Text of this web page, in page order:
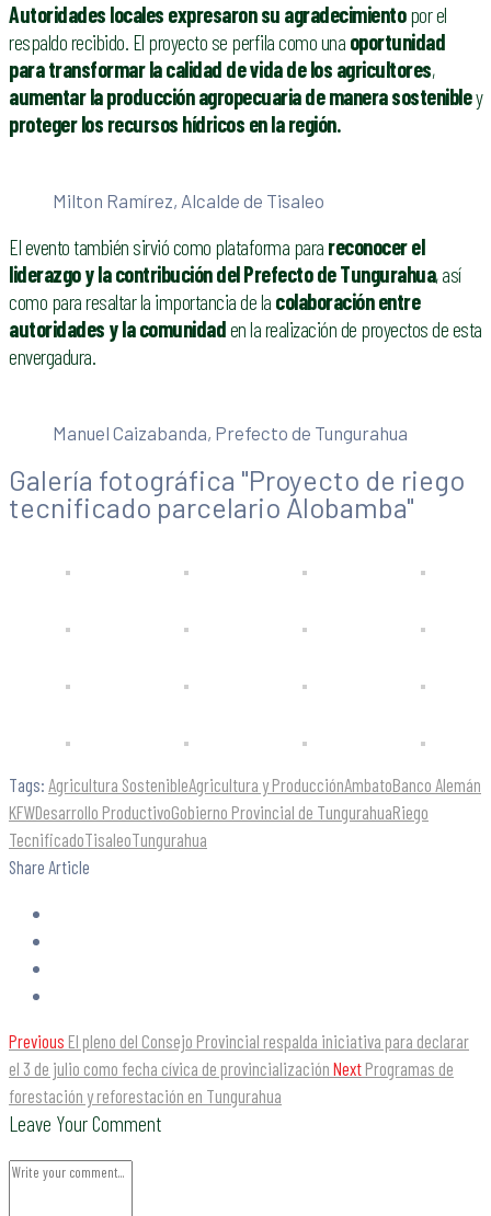
Autoridades locales expresaron su agradecimientopor el
respaldo recibido. El proyecto se perfila como una oportunidad
para transformar la calidad de vida de los agricultores,
aumentar la producción agropecuaria de manera sostenibley
proteger los recursos hídricos en la región.
Milton Ramírez, Alcalde de Tisaleo
El evento también sirvió como plataforma para reconocer el
liderazgo y la contribución del Prefecto de Tungurahua, así
como para resaltar la importancia de la colaboración entre
autoridades y la comunidaden la realización de proyectos de esta
envergadura.
Manuel Caizabanda, Prefecto de Tungurahua
Galería fotográfica "Proyecto de riego
tecnificado parcelario Alobamba"
Tags: Agricultura SostenibleAgricultura y ProducciónAmbatoBanco Alemán
KFWDesarrollo ProductivoGobierno Provincial de TungurahuaRiego
TecnificadoTisaleoTungurahua
Share Article
Previous El pleno del Consejo Provincial respalda iniciativa para declarar
el 3 de julio como fecha cívica de provincialización Next Programas de
forestación y reforestación en Tungurahua
Leave Your Comment